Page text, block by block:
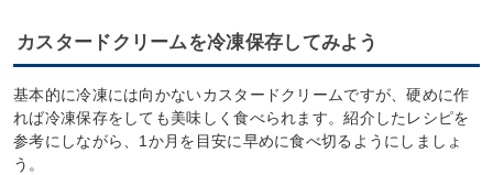
カスタードクリームを冷凍保存してみよう
基本的に冷凍には向かないカスタードクリームですが、硬めに作
れば冷凍保存をしても美味しく食べられます。紹介したレシピを
参考にしながら、1か月を目安に早めに食べ切るようにしましょ
う。